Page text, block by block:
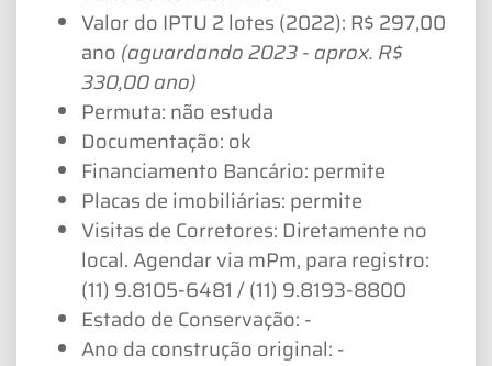
Valor do IPTU 2 lotes (2022): R$ 297,00
ano (aguardando 2023 - aprox. R$
330,00 ano)
Permuta: não estuda
Documentação: ok
Financiamento Bancário: permite
Placas de imobiliárias: permite
Visitas de Corretores: Diretamente no
local. Agendar via mPm, para registro:
(11) 9.8105-6481 / (11) 9.8193-8800
Estado de Conservação: -
Ano da construção original: -